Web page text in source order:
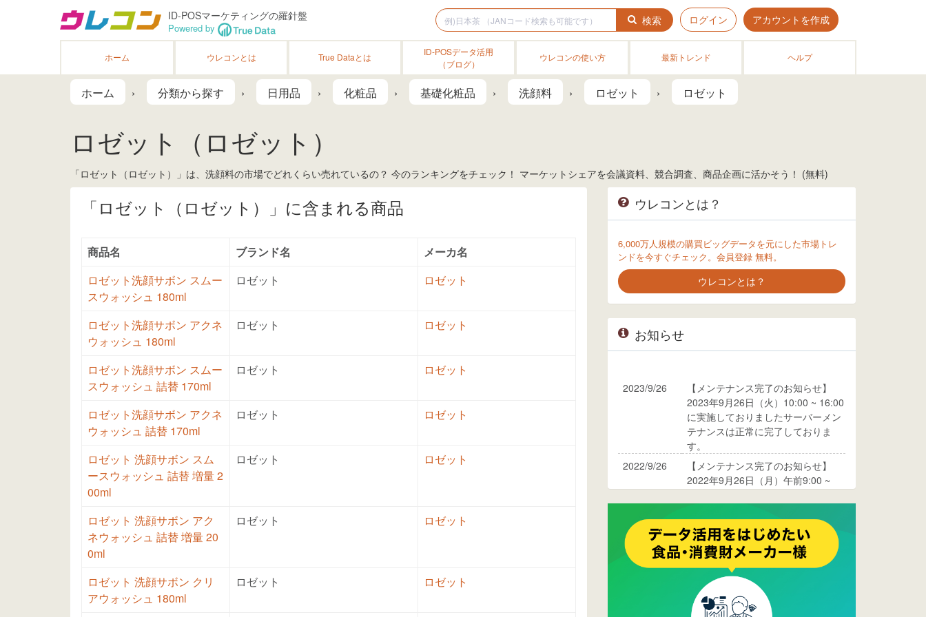
ID-POSマーケティングの羅針盤
Powered by
検索 ログイン アカウントを作成
ホーム ウレコンとは True Dataとは
ID-POSデータ活用
（ブログ）
ウレコンの使い方 最新トレンド ヘルプ
ホーム 分類から探す 日用品 化粧品 基礎化粧品 洗顔料 ロゼット ロゼット
ロゼット（ロゼット）
「ロゼット（ロゼット）」は、洗顔料の市場でどれくらい売れているの？ 今のランキングをチェック！ マーケットシェアを会議資料、競合調査、商品企画に活かそう！ (無料)
「ロゼット（ロゼット）」に含まれる商品
商品名 ブランド名
メーカ名
ロゼット洗顔サボン スムー
スウォッシュ 180ml
ロゼット ロゼット
ロゼット洗顔サボン アクネ
ウォッシュ 180ml
ロゼット ロゼット
ロゼット洗顔サボン スムー
スウォッシュ 詰替 170ml
ロゼット ロゼット
ロゼット洗顔サボン アクネ
ウォッシュ 詰替 170ml
ロゼット ロゼット
ロゼット 洗顔サボン スム
ースウォッシュ 詰替 増量 2
00ml
ロゼット ロゼット
ロゼット 洗顔サボン アク
ネウォッシュ 詰替 増量 20
0ml
ロゼット ロゼット
ロゼット 洗顔サボン クリ
アウォッシュ 180ml
ロゼット ロゼット
ウレコンとは？
6,000万人規模の購買ビッグデータを元にした市場トレ
ンドを今すぐチェック。会員登録 無料。
ウレコンとは？
お知らせ
2023/9/26
【メンテナンス完了のお知らせ】
2023年9月26日（火）10:00 ~ 16:00
に実施しておりましたサーバーメン
テナンスは正常に完了しておりま
す。
2022/9/26
【メンテナンス完了のお知らせ】
2022年9月26日（月）午前9:00 ~
ります。
2017/05/17
ウレコンでブログ掲載が始まりまし
た。ぜひご覧ください。
ウレコンのサイト機能を大幅バージ
ョンアップ。詳細はこちら。⇒
ページへ